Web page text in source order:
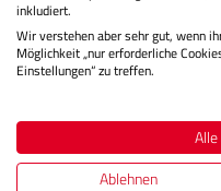
Lagernd
Preis
inkludiert.
Wir verstehen aber sehr gut, wenn
Möglichkeit „nur erforderliche
Einstellungen“ zu treffen.
Ablehnen